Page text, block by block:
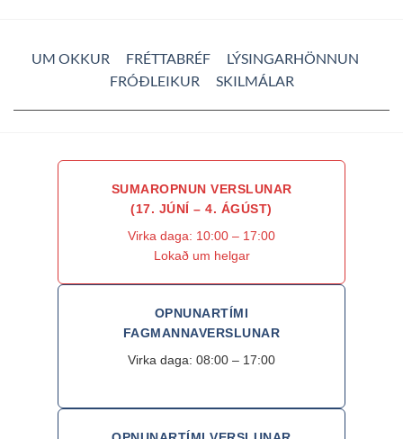
UM OKKUR FRÉTTABRÉF
LÝSINGARHÖNNUN
FRÓÐLEIKUR
SKILMÁLAR
SUMAROPNUN VERSLUNAR
(17. JÚNÍ – 4. ÁGÚST)
Virka daga: 10:00 – 17:00
Lokað um helgar
OPNUNARTÍMI
FAGMANNAVERSLUNAR
Virka daga: 08:00 – 17:00